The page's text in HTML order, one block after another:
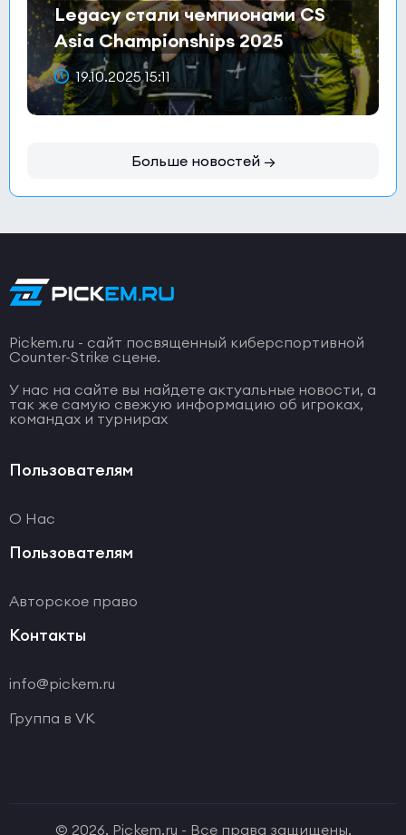
Legacy стали чемпионами CS
Asia Championships 2025
19.10.2025 15:11
Больше новостей →
Pickem.ru - сайт посвященный киберспортивной
Counter-Strike сцене.
У нас на сайте вы найдете актуальные новости, а
так же самую свежую информацию об игроках,
командах и турнирах
Пользователям
О Нас
Пользователям
Авторское право
Контакты
info@pickem.ru
Группа в VK
© 2026. Pickem.ru - Все права защищены.